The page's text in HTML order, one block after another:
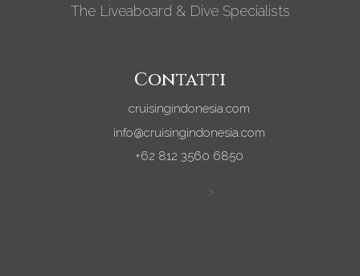
The Liveaboard & Dive Specialists
Contatti
cruisingindonesia.com
info@cruisingindonesia.com
+62 812 3560 6850
>